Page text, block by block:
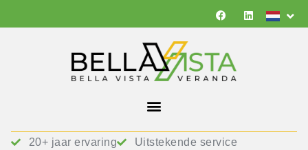
20+ jaar ervaring
Uitstekende service